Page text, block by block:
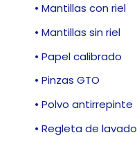
• Mantillas con riel
• Mantillas sin riel
• Papel calibrado
• Pinzas GTO
• Polvo antirrepinte
• Regleta de lavado